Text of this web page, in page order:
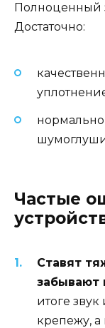
Полноценный
Достаточно:
Частые
Ставят
забывают
итоге
крепежу, а